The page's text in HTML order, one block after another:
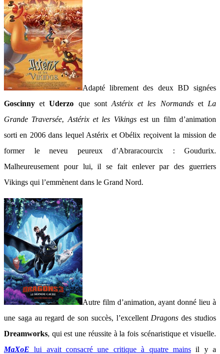
Adapté librement des deux BD signées
Goscinny etUderzo que sontAstérix et les Normandset La
Grande Traversée, Astérix et les Vikingsest un film d’animation
sorti en 2006 dans lequel Astérix et Obélix reçoivent la mission de
former le neveu peureux d’Abraracourcix : Goudurix.
Malheureusement pour lui, il se fait enlever par des guerriers
Vikings qui l’emmènent dans le Grand Nord.
Autre film d’animation, ayant donné lieu à
une saga au regard de son succès, l’excellent Dragons des studios
Dreamworks, qui est une réussite à la fois scénaristique et visuelle.
MaXoE lui avait consacré une critique à quatre mainsil y a